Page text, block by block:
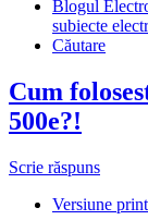
Blogul
subiecte
Căutare
Cum
500e?!
Scrie răspuns
Versiune